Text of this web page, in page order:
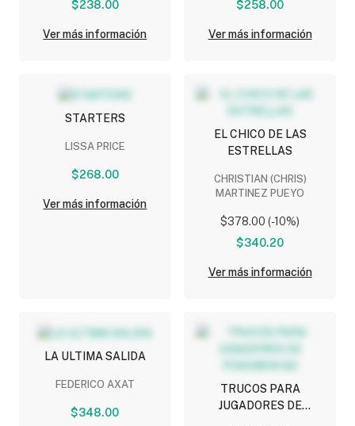
$238.00
Ver más información
$258.00
Ver más información
STARTERS
LISSA PRICE
$268.00
Ver más información
EL CHICO DE LAS
ESTRELLAS
CHRISTIAN (CHRIS)
MARTINEZ PUEYO
$378.00 (-10%)
$340.20
Ver más información
LA ULTIMA SALIDA
FEDERICO AXAT
$348.00
TRUCOS PARA
JUGADORES DE